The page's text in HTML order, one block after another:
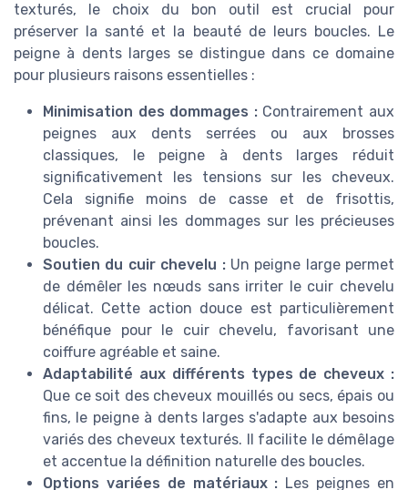
texturés, le choix du bon outil est crucial pour
préserver la santé et la beauté de leurs boucles. Le
peigne à dents larges se distingue dans ce domaine
pour plusieurs raisons essentielles :
Minimisation des dommages :Contrairement aux
peignes aux dents serrées ou aux brosses
classiques, le peigne à dents larges réduit
significativement les tensions sur les cheveux.
Cela signifie moins de casse et de frisottis,
prévenant ainsi les dommages sur les précieuses
boucles.
Soutien du cuir chevelu :Un peigne large permet
de démêler les nœuds sans irriter le cuir chevelu
délicat. Cette action douce est particulièrement
bénéfique pour le cuir chevelu, favorisant une
coiffure agréable et saine.
Adaptabilité aux différents types de cheveux :
Que ce soit des cheveux mouillés ou secs, épais ou
fins, le peigne à dents larges s'adapte aux besoins
variés des cheveux texturés. Il facilite le démêlage
et accentue la définition naturelle des boucles.
Options variées de matériaux : Les peignes en